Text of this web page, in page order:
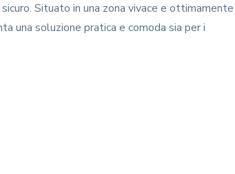
Situato in una zona vivace e ottimamente
una soluzione pratica e comoda sia per i